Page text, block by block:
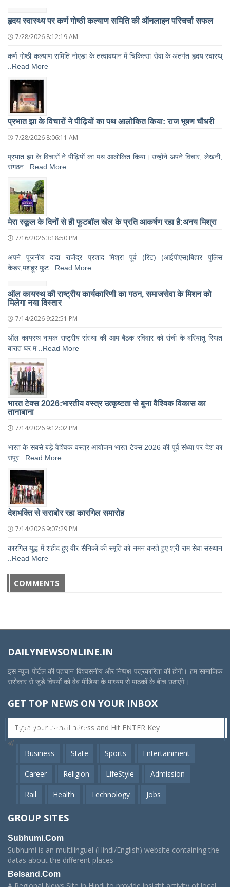
हृदय स्वास्थ्य पर कर्ण गोष्ठी कल्याण समिति की ऑनलाइन परिचर्चा सफल
7/28/2026 8:12:19 AM
कर्ण गोष्ठी कल्याण समिति नोएडा के तत्वावधान में चिकित्सा सेवा के अंतर्गत हृदय स्वास्थ्
..Read More
प्रभात झा के विचारों ने पीढ़ियों का पथ आलोकित किया: राज भूषण चौधरी
7/28/2026 8:06:11 AM
प्रभात झा के विचारों ने पीढ़ियों का पथ आलोकित किया। उन्होंने अपने विचार, लेखनी,
संगठन ..Read More
मेरा स्कूल के दिनों से ही फुटबॉल खेल के प्रति आकर्षण रहा है:अनय मिश्रा
7/16/2026 3:18:50 PM
अपने पूजनीय दादा राजेंद्र प्रशाद मिश्रा पूर्व (रिट) (आईपीएस)बिहार पुलिस
केडर,मशहूर फुट ..Read More
ऑल कायस्थ की राष्ट्रीय कार्यकारिणी का गठन, समाजसेवा के मिशन को
मिलेगा नया विस्तार
7/14/2026 9:22:51 PM
ऑल कायस्थ नामक राष्ट्रीय संस्था की आम बैठक रविवार को रांची के बरियातू स्थित
बारात घर म ..Read More
भारत टेक्स 2026:भारतीय वस्त्र उत्कृष्टता से बुना वैश्विक विकास का
तानाबाना
7/14/2026 9:12:02 PM
भारत के सबसे बड़े वैश्विक वस्त्र आयोजन भारत टेक्स 2026 की पूर्व संध्या पर देश का
संपूर ..Read More
देशभक्ति से सराबोर रहा कारगिल समारोह
7/14/2026 9:07:29 PM
कारगिल युद्ध में शहीद हुए वीर सैनिकों की स्मृति को नमन करते हुए श्री राम सेवा संस्थान
..Read More
COMMENTS
DAILYNEWSONLINE.IN
इस न्यूज पोर्टल की पहचान विश्वसनीय और निष्पक्ष पत्रकारिता की होगी। हम सामाजिक
सरोकार से जुड़े विषयों को वेब मीडिया के माध्यम से पाठकों के बीच उठाएंगे।
GET TOP NEWS ON YOUR INBOX
POPULAR TAGS
Business State Sports Entertainment
Career Religion LifeStyle Admission
Rail Health Technology Jobs
GROUP SITES
Subhumi.Com
Subhumi is an multilinguel (Hindi/English) website containing the
datas about the different places
Belsand.Com